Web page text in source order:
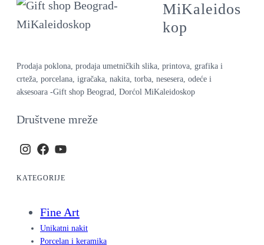
MiKaleidos
kop
Prodaja poklona, prodaja umetničkih slika, printova, grafika i
crteža, porcelana, igračaka, nakita, torba, nesesera, odeće i
aksesoara -Gift shop Beograd, Dorćol MiKaleidoskop
Društvene mreže
KATEGORIJE
Fine Art
Unikatni nakit
Porcelan i keramika